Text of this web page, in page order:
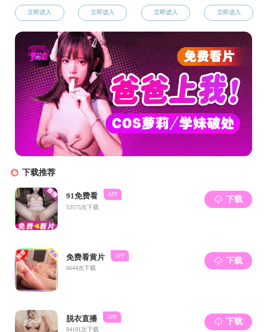
2023年8月5日，成人导航 生物医学工
葱岁月的同时，切身感受了母校的变化与发